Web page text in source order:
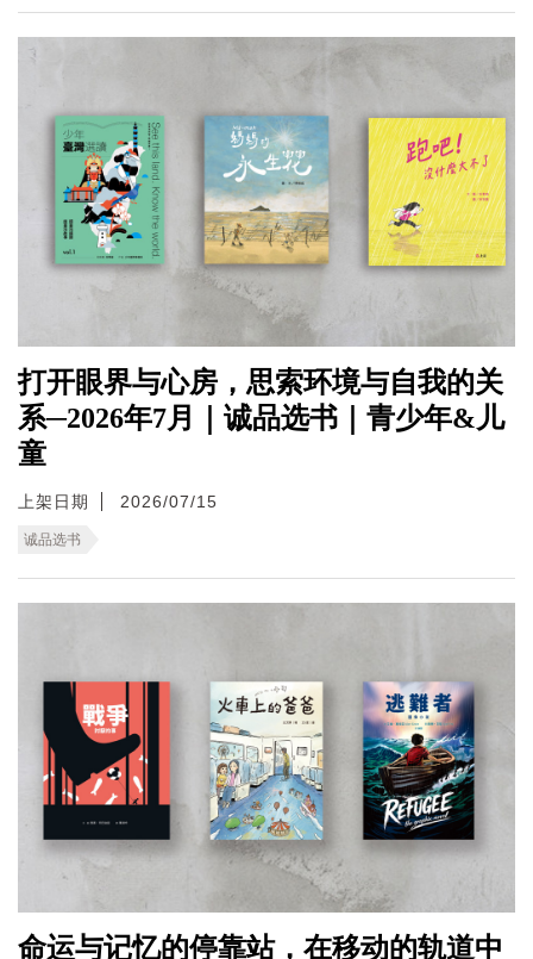
打开眼界与心房，思索环境与自我的关
系─2026年7月｜诚品选书｜青少年&儿
童
上架日期 2026/07/15
诚品选书
命运与记忆的停靠站，在移动的轨道中